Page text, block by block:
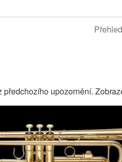
Přehled
upozornění.